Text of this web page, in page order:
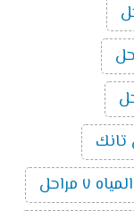
٧ مراحل